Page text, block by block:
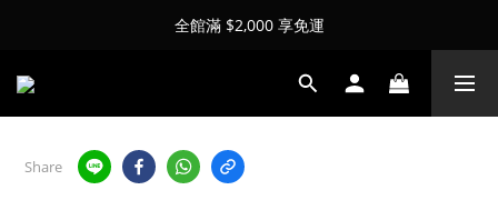
全館滿 $2,000 享免運
Share